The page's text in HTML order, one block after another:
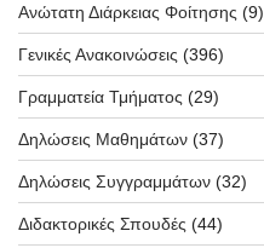
Ανώτατη Διάρκειας Φοίτησης (9)
Γενικές Ανακοινώσεις (396)
Γραμματεία Τμήματος (29)
Δηλώσεις Μαθημάτων (37)
Δηλώσεις Συγγραμμάτων (32)
Διδακτορικές Σπουδές (44)